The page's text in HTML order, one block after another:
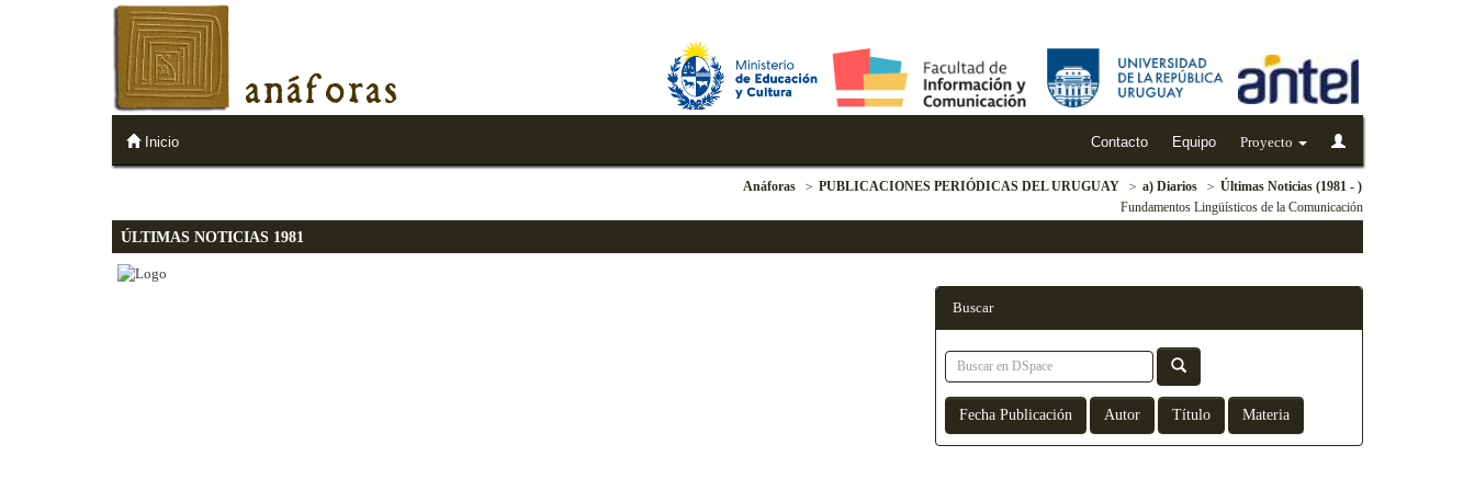
anáforas
Inicio Contacto Equipo Proyecto
Anáforas PUBLICACIONES PERIÓDICAS DEL URUGUAY a) Diarios
Últimas Noticias (1981 - )
Fundamentos Lingüísticos de la Comunicación
ÚLTIMAS NOTICIAS 1981
Buscar